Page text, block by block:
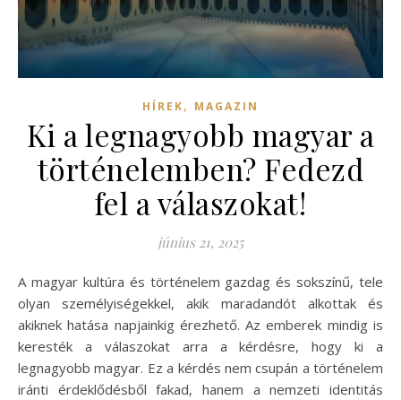
HÍREK, MAGAZIN
Ki a legnagyobb magyar a
történelemben? Fedezd
fel a válaszokat!
június 21, 2025
A magyar kultúra és történelem gazdag és sokszínű, tele
olyan személyiségekkel, akik maradandót alkottak és
akiknek hatása napjainkig érezhető. Az emberek mindig is
keresték a válaszokat arra a kérdésre, hogy ki a
legnagyobb magyar. Ez a kérdés nem csupán a történelem
iránti érdeklődésből fakad, hanem a nemzeti identitás